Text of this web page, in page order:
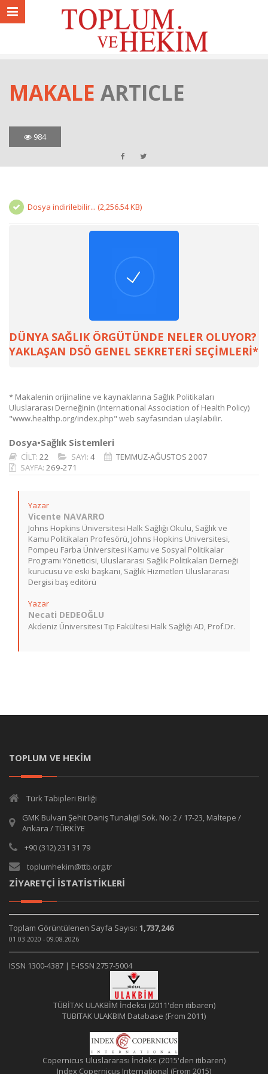
MAKALE ARTICLE
984
Dosya indirilebilir... (2,256.54 KB)
DÜNYA SAĞLIK ÖRGÜTÜNDE NELER OLUYOR?
YAKLAŞAN DSÖ GENEL SEKRETERİ SEÇİMLERİ*
* Makalenin orijinaline ve kaynaklarına Sağlık Politikaları
Uluslararası Derneğinin (International Association of Health Policy)
"www.healthp.org/index.php" web sayfasından ulaşılabilir.
Dosya•Sağlık Sistemleri
CİLT: 22 SAYI: 4
TEMMUZ-AĞUSTOS 2007
SAYFA: 269-271
Yazar
Vicente NAVARRO
Johns Hopkins Üniversitesi Halk Sağlığı Okulu, Sağlık ve
Kamu Politikaları Profesörü, Johns Hopkins Üniversitesi,
Pompeu Farba Üniversitesi Kamu ve Sosyal Politikalar
Programı Yöneticisi, Uluslararası Sağlık Politikaları Derneği
kurucusu ve eski başkanı, Sağlık Hizmetleri Uluslararası
Dergisi baş editörü
Yazar
Necati DEDEOĞLU
Akdeniz Üniversitesi Tıp Fakültesi Halk Sağlığı AD, Prof.Dr.
TOPLUM VE HEKİM
Türk Tabipleri Birliği
GMK Bulvarı Şehit Daniş Tunalıgil Sok. No: 2 / 17-23, Maltepe /
Ankara / TÜRKİYE
+90 (312) 231 31 79
toplumhekim@ttb.org.tr
ZİYARETÇİ İSTATİSTİKLERİ
Toplam Görüntülenen Sayfa Sayısı: 1,737,246
01.03.2020 - 09.08.2026
ISSN 1300-4387 | E-ISSN 2757-5004
TÜBİTAK ULAKBİM İndeksi (2011'den itibaren)
TUBITAK ULAKBIM Database (From 2011)
Copernicus Uluslararası İndeks (2015'den itibaren)
Index Copernicus International (From 2015)